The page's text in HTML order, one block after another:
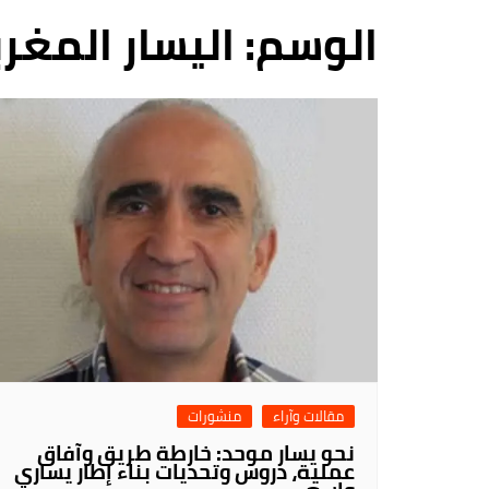
الوسم:اليسار
مقالات وآراء منشورات
نحو يسار موحد: خارطة طريق وآفاق
عملية، دروس وتحديات بناء إطار يساري